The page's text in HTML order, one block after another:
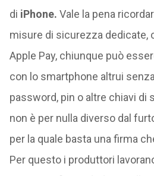
di iPhone. Vale la pena
misure di sicurezza dedicate,
Apple Pay, chiunque può
con lo smartphone altrui
password, pin o altre chiavi di
non è per nulla diverso dal
per la quale basta una firma
Per questo i produttori